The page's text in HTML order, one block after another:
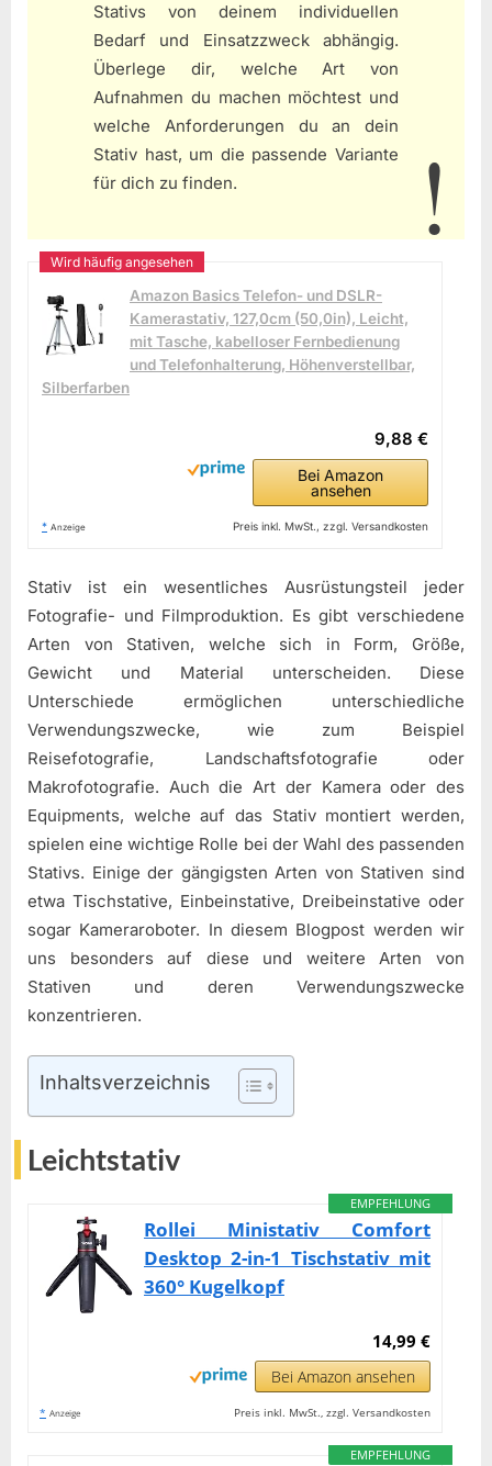
Stativs von deinem individuellen
Bedarf und Einsatzzweck abhängig.
Überlege dir, welche Art von
Aufnahmen du machen möchtest und
welche Anforderungen du an dein
Stativ hast, um die passende Variante
für dich zu finden.
Amazon Basics Telefon- und DSLR-
Kamerastativ, 127,0cm (50,0in), Leicht,
mit Tasche, kabelloser Fernbedienung
und Telefonhalterung, Höhenverstellbar,
Silberfarben
9,88 €
Bei Amazon
ansehen
* Anzeige Preis inkl. MwSt., zzgl. Versandkosten
Stativ ist ein wesentliches Ausrüstungsteil jeder
Fotografie- und Filmproduktion. Es gibt verschiedene
Arten von Stativen, welche sich in Form, Größe,
Gewicht und Material unterscheiden. Diese
Unterschiede ermöglichen unterschiedliche
Verwendungszwecke, wie zum Beispiel
Reisefotografie, Landschaftsfotografie oder
Makrofotografie. Auch die Art der Kamera oder des
Equipments, welche auf das Stativ montiert werden,
spielen eine wichtige Rolle bei der Wahl des passenden
Stativs. Einige der gängigsten Arten von Stativen sind
etwa Tischstative, Einbeinstative, Dreibeinstative oder
sogar Kameraroboter. In diesem Blogpost werden wir
uns besonders auf diese und weitere Arten von
Stativen und deren Verwendungszwecke
konzentrieren.
Inhaltsverzeichnis
Leichtstativ
EMPFEHLUNG
Rollei Ministativ Comfort
Desktop 2-in-1 Tischstativ mit
360° Kugelkopf
14,99 €
Bei Amazon ansehen
* Anzeige Preis inkl. MwSt., zzgl. Versandkosten
EMPFEHLUNG